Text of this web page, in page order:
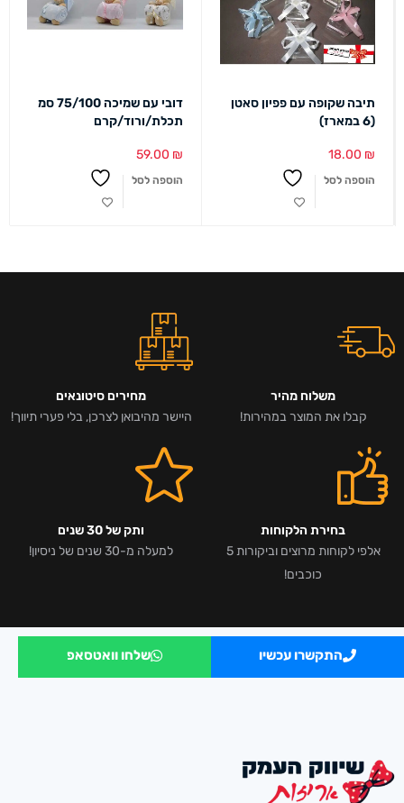
תיבה שקופה עם פפיון סאטן
(6 במארז)
18.00 ₪
הוספה לסל
דובי עם שמיכה 75/100 סמ
תכלת/ורוד/קרם
59.00 ₪
הוספה לסל
משלוח מהיר
קבלו את המוצר במהירות!
מחירים סיטונאים
היישר מהיבואן לצרכן, בלי פערי תיווך!
בחירת הלקוחות
אלפי לקוחות מרוצים וביקורות 5
כוכבים!
ותק של 30 שנים
למעלה מ-30 שנים של ניסיון!
התקשרו עכשיו שלחו וואטסאפ